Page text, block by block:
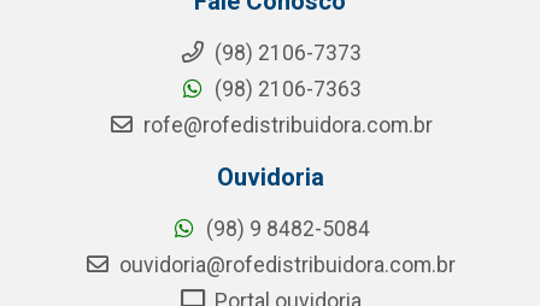
(98) 2106-7373
(98) 2106-7363
rofe@rofedistribuidora.com.br
Ouvidoria
(98) 9 8482-5084
ouvidoria@rofedistribuidora.com.br
Portal ouvidoria